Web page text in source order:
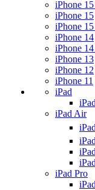
iPhone
iPhone 15
iPhone
iPhone 14
iPhone
iPhone 13
iPhone 12
iPhone 11
iPad
iPad Air
iPad Pro